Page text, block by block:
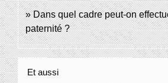
Dans quel cadre peut-on
paternité ?
Et aussi